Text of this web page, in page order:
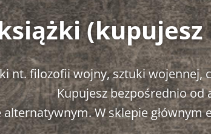
nt. filozofii wojny, sztuki wojennej,
Kupujesz bezpośrednio od
alternatywnym. W sklepie